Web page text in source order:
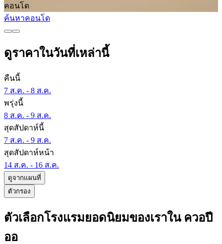
คอนโด
ค้นหาคอนโด
ดูราคาในวันที่เหล่านี้
คืนนี้
7 ส.ค. - 8 ส.ค.
พรุ่งนี้
8 ส.ค. - 9 ส.ค.
สุดสัปดาห์นี้
7 ส.ค. - 9 ส.ค.
สุดสัปดาห์หน้า
14 ส.ค. - 16 ส.ค.
ดูจากแผนที่
ตัวกรอง
ตัวเลือกโรงแรมยอดนิยมของเราใน ควอปี
ออ